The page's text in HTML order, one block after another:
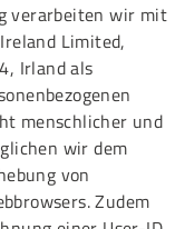
verarbeiten wir mit
Limited,
Irland als
menschlicher und
wir dem
von
Zudem